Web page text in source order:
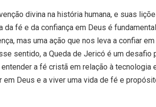
divina na história humana, e suas
fé e da confiança em Deus é
mas uma ação que nos leva a confiar
sentido, a Queda de Jericó é um desafio
a fé cristã em relação à tecnologia
Deus e a viver uma vida de fé e